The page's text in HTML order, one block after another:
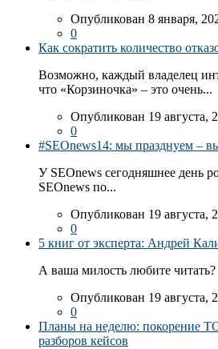
Опубликован 8 января,
0
Как сократить количество
Возможно, каждый владелец
что «Корзиночка» – это очень...
Опубликован 19 августа,
0
#SEOnews14: мы празднуем –
У SEOnews сегодняшнее день
SEOnews по...
Опубликован 19 августа,
0
5 книг от эксперта: Андрей
А ваша милость любите
Опубликован 19 августа,
0
Планы на неделю: покорение
разборов кейсов